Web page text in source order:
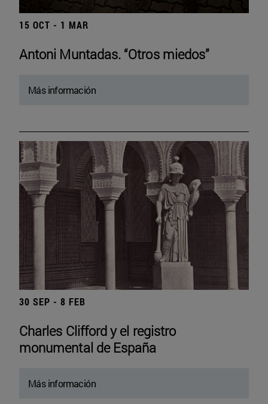
15 OCT - 1 MAR
Antoni Muntadas. “Otros miedos”
Más información
30 SEP - 8 FEB
Charles Clifford y el registro
monumental de España
Más información